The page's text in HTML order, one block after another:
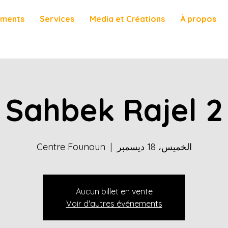
Services Media et Créations À propos
Sahbek Rajel 2
الخميس، 18 ديسمبر
  |
Centre Founoun
Aucun billet en vente
Voir d'autres événements